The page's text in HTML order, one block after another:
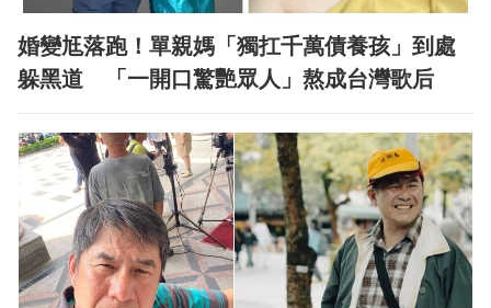
婚變尪落跑！單親媽「獨扛千萬債養孩」到處
躲黑道 「一開口驚艷眾人」熬成台灣歌后